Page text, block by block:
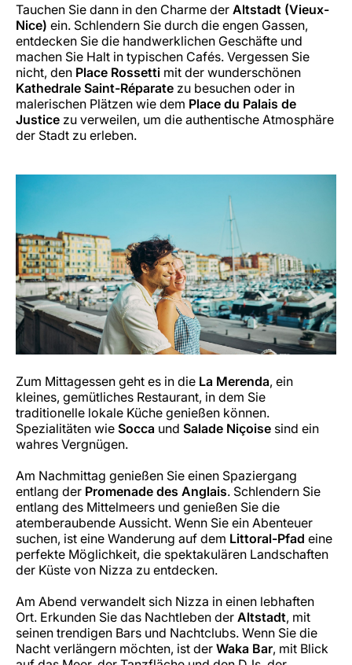
Tauchen Sie dann in den Charme der Altstadt (Vieux-
Nice) ein. Schlendern Sie durch die engen Gassen,
entdecken Sie die handwerklichen Geschäfte und
machen Sie Halt in typischen Cafés. Vergessen Sie
nicht, den Place Rossetti mit der wunderschönen
Kathedrale Saint-Réparate zu besuchen oder in
malerischen Plätzen wie dem Place du Palais de
Justice zu verweilen, um die authentische Atmosphäre
der Stadt zu erleben.
Zum Mittagessen geht es in die La Merenda, ein
kleines, gemütliches Restaurant, in dem Sie
traditionelle lokale Küche genießen können.
Spezialitäten wie Socca und Salade Niçoise sind ein
wahres Vergnügen.
Am Nachmittag genießen Sie einen Spaziergang
entlang der Promenade des Anglais. Schlendern Sie
entlang des Mittelmeers und genießen Sie die
atemberaubende Aussicht. Wenn Sie ein Abenteuer
suchen, ist eine Wanderung auf dem Littoral-Pfad eine
perfekte Möglichkeit, die spektakulären Landschaften
der Küste von Nizza zu entdecken.
Am Abend verwandelt sich Nizza in einen lebhaften
Ort. Erkunden Sie das Nachtleben der Altstadt, mit
seinen trendigen Bars und Nachtclubs. Wenn Sie die
Nacht verlängern möchten, ist der Waka Bar, mit Blick